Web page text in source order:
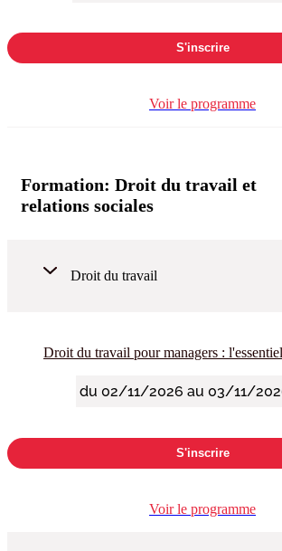
S'inscrire
Voir le programme
Formation: Droit du travail et
relations sociales
Droit du travail
Droit du travail pour managers : l'essentiel
S'inscrire
Voir le programme